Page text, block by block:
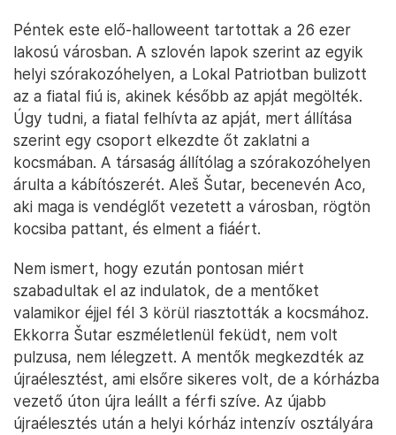
Péntek este elő-halloweent tartottak a 26 ezer
lakosú városban. A szlovén lapok szerint az egyik
helyi szórakozóhelyen, a Lokal Patriotban bulizott
az a fiatal fiú is, akinek később az apját megölték.
Úgy tudni, a fiatal felhívta az apját, mert állítása
szerint egy csoport elkezdte őt zaklatni a
kocsmában. A társaság állítólag a szórakozóhelyen
árulta a kábítószerét. Aleš Šutar, becenevén Aco,
aki maga is vendéglőt vezetett a városban, rögtön
kocsiba pattant, és elment a fiáért.
Nem ismert, hogy ezután pontosan miért
szabadultak el az indulatok, de a mentőket
valamikor éjjel fél 3 körül riasztották a kocsmához.
Ekkorra Šutar eszméletlenül feküdt, nem volt
pulzusa, nem lélegzett. A mentők megkezdték az
újraélesztést, ami elsőre sikeres volt, de a kórházba
vezető úton újra leállt a férfi szíve. Az újabb
újraélesztés után a helyi kórház intenzív osztályára